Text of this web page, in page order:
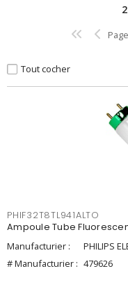
Page
Tout cocher
PHIF32T8TL941ALTO
Ampoule Tube
Manufacturier :
PHILIPS
# Manufacturier : 479626